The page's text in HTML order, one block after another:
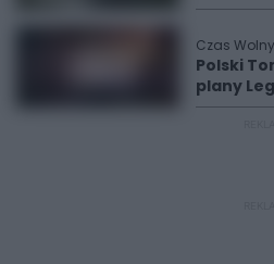
Czas Wolny
Polski
plany